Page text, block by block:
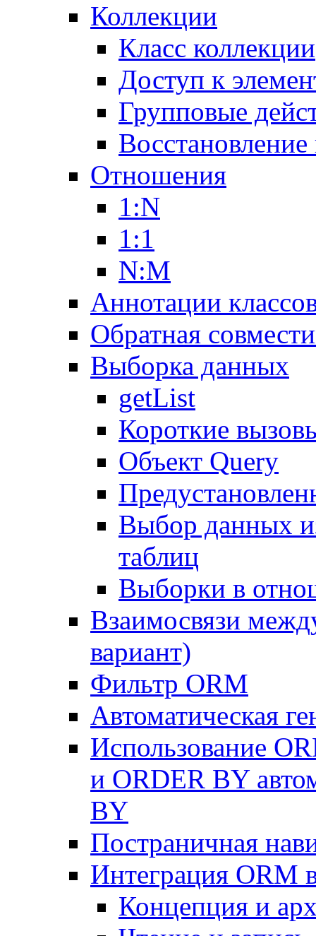
Коллекции
Класс коллекции
Доступ к
Групповые
Отношения
1:N
1:1
N:M
Аннотации
Обратная
Выборка данных
getList
Короткие
Объект Query
Выбор данных
таблиц
Выборки в
Взаимосвязи
вариант)
Фильтр ORM
Автоматическая
Использование
и ORDER BY
BY
Постраничная
Интеграция ORM
Концепция и